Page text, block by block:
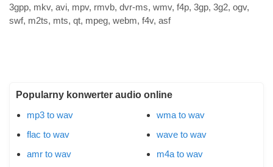
3gpp, mkv, avi, mpv, rmvb, dvr-ms, wmv, f4p, 3gp, 3g2, ogv,
swf, m2ts, mts, qt, mpeg, webm, f4v, asf
Popularny konwerter audio online
mp3 to wav
flac to wav
amr to wav
wma to wav
wave to wav
m4a to wav